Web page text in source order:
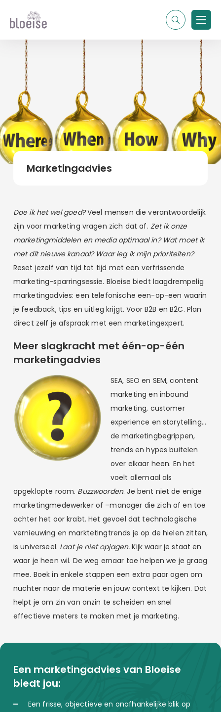
Contentmarketing
Online marketing
Branches
Marketing
Alle soorten artikelen
Alle topics
Marketingadvies
Doe ik het wel goed?Veel mensen die verantwoordelijk
zijn voor marketing vragen zich dat af. Zet ik onze
marketingmiddelen en media optimaal in? Wat moet ik
met dit nieuwe kanaal? Waar leg ik mijn prioriteiten?
Reset jezelf van tijd tot tijd met een verfrissende
marketing-sparringsessie. Bloeise biedt laagdrempelig
marketingadvies: een telefonische een-op-een waarin
je feedback, tips en uitleg krijgt. Voor B2B en B2C. Plan
direct zelf je afspraak met een marketingexpert.
Meer slagkracht met één-op-één
marketingadvies
SEA, SEO en SEM, content
marketing en inbound
marketing, customer
experience en storytelling…
de marketingbegrippen,
trends en hypes buitelen
over elkaar heen. En het
voelt allemaal als
opgeklopte room. Buzzwoorden. Je bent niet de enige
marketingmedewerker of –manager die zich af en toe
achter het oor krabt. Het gevoel dat technologische
vernieuwing en marktetingtrends je op de hielen zitten,
is universeel. Laat je niet opjagen. Kijk waar je staat en
waar je heen wil. De weg ernaar toe helpen we je graag
mee. Boek in enkele stappen een extra paar ogen om
nuchter naar de materie en jouw context te kijken. Dat
helpt je om zin van onzin te scheiden en snel
effectieve meters te maken met je marketing.
Een marketingadvies van Bloeise
biedt jou:
Een frisse, objectieve en onafhankelijke blik op